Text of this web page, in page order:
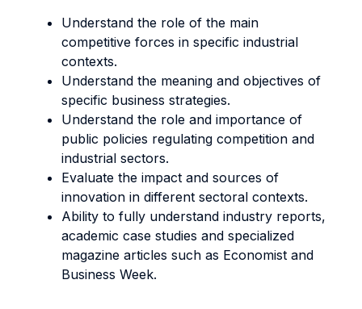
Understand the role of the main
competitive forces in specific industrial
contexts.
Understand the meaning and objectives of
specific business strategies.
Understand the role and importance of
public policies regulating competition and
industrial sectors.
Evaluate the impact and sources of
innovation in different sectoral contexts.
Ability to fully understand industry reports,
academic case studies and specialized
magazine articles such as Economist and
Business Week.